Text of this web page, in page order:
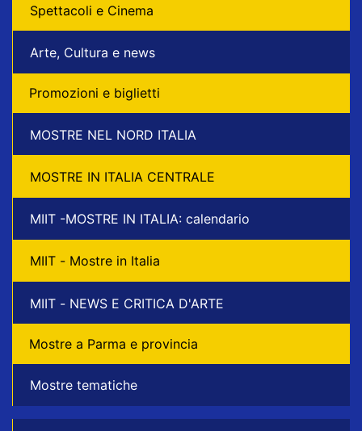
Spettacoli e Cinema
Arte, Cultura e news
Promozioni e biglietti
MOSTRE NEL NORD ITALIA
MOSTRE IN ITALIA CENTRALE
MIIT -MOSTRE IN ITALIA: calendario
MIIT - Mostre in Italia
MIIT - NEWS E CRITICA D'ARTE
Mostre a Parma e provincia
Mostre tematiche